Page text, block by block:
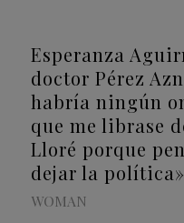
Esperanza
doctor Pérez
habría ningún
que me librase
Lloré porque
dejar la política»
WOMAN